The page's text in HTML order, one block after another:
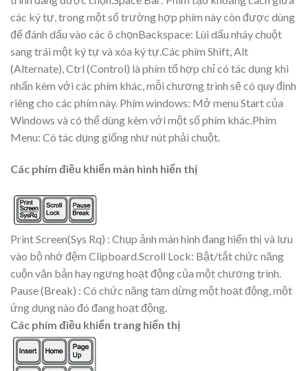
các ký tự, trong một số trường hợp phím này còn được dùng
để đánh dấu vào các ô chọnBackspace: Lùi dấu nháy chuột
sang trái một ký tự và xóa ký tự.Các phím Shift, Alt
(Alternate), Ctrl (Control) là phím tổ hợp chỉ có tác dụng khi
nhấn kèm với các phím khác, mỗi chương trình sẽ có quy định
riêng cho các phím này. Phím windows: Mở menu Start của
Windows và có thể dùng kèm với một số phím khác.Phím
Menu: Có tác dụng giống như nút phải chuột.
Các phím điều khiển màn hình hiển thị
Print Screen(Sys Rq) : Chụp ảnh màn hình đang hiển thị và lưu
vào bộ nhớ đệm Clipboard.Scroll Lock: Bật/tắt chức năng
cuộn văn bản hay ngưng hoạt động của một chương trình.
Pause (Break) : Có chức năng tạm dừng một hoạt động, một
ứng dụng nào đó đang hoạt động.
Các phím điều khiển trang hiển thị